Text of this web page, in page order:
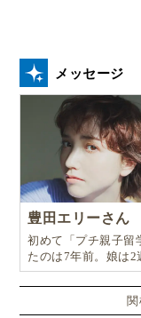
メッセージ
豊田エリーさん
初めて「プチ親子留
たのは7年前。娘は2
ンドンのサマースク
い、英語劇に挑戦し